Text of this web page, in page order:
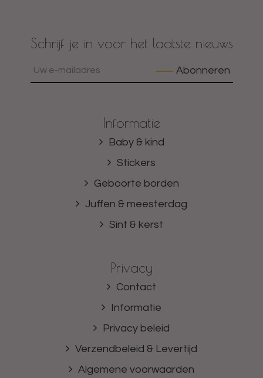
Schrijf je in voor het laatste nieuws
Abonneren
Informatie
Baby & kind
Stickers
Geboorte borden
Juffen & meesterdag
Sint & kerst
Privacy
Contact
Informatie
Privacy beleid
Verzendbeleid & Levertijd
Algemene voorwaarden